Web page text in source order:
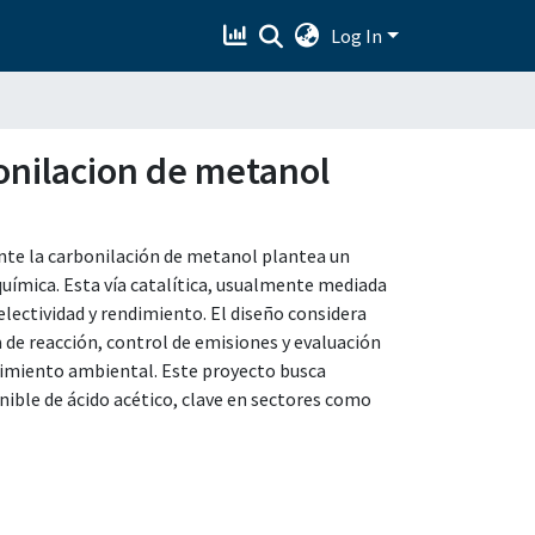
Log In
de metanol
la carbonilación de metanol plantea un
Esta vía catalítica, usualmente mediada
y rendimiento. El diseño considera
reacción, control de emisiones y evaluación
ambiental. Este proyecto busca
de ácido acético, clave en sectores como